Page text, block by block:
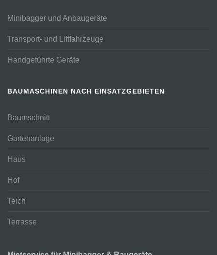
Minibagger und Anbaugeräte
Transport- und Liftfahrzeuge
Handgeführte Geräte
BAUMASCHINEN NACH EINSATZGEBIETEN
Baumschnitt
Gartenanlage
Haus
Hof
Teich
Terrasse